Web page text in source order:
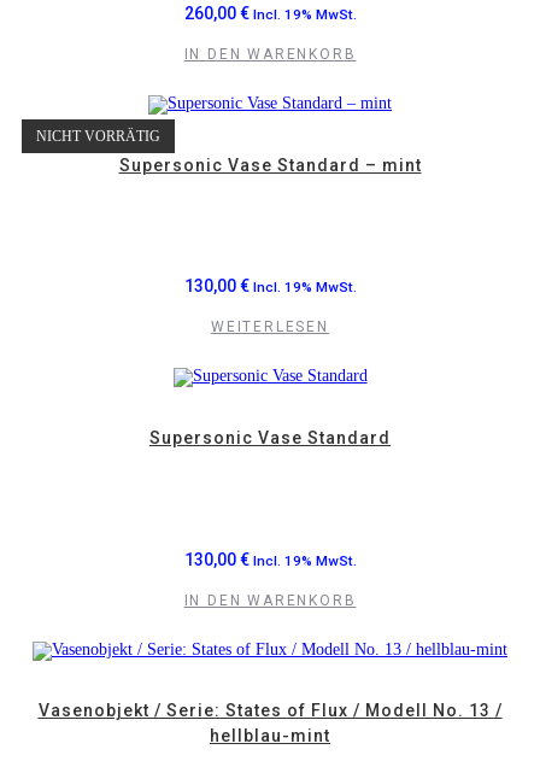
260,00€ Incl. 19% MwSt.
IN DEN WARENKORB
NICHT VORRÄTIG
Supersonic Vase Standard – mint
130,00€ Incl. 19% MwSt.
WEITERLESEN
Supersonic Vase Standard
130,00€ Incl. 19% MwSt.
IN DEN WARENKORB
Vasenobjekt / Serie: States of Flux / Modell No. 13 /
hellblau-mint